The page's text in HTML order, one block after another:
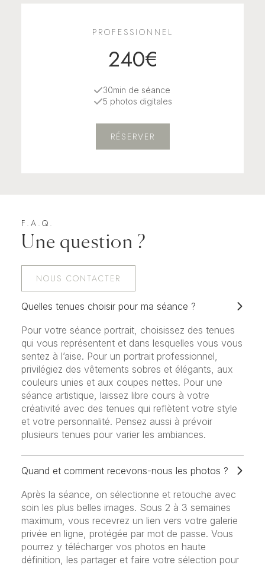
PROFESSIONNEL
240€
30min de séance
5 photos digitales
RÉSERVER
F.A.Q.
Une question ?
NOUS CONTACTER
Quelles tenues choisir pour ma séance ?
Pour votre séance portrait, choisissez des tenues
qui vous représentent et dans lesquelles vous vous
sentez à l’aise. Pour un portrait professionnel,
privilégiez des vêtements sobres et élégants, aux
couleurs unies et aux coupes nettes. Pour une
séance artistique, laissez libre cours à votre
créativité avec des tenues qui reflètent votre style
et votre personnalité. Pensez aussi à prévoir
plusieurs tenues pour varier les ambiances.
Quand et comment recevons-nous les photos ?
Après la séance, on sélectionne et retouche avec
soin les plus belles images. Sous 2 à 3 semaines
maximum, vous recevrez un lien vers votre galerie
privée en ligne, protégée par mot de passe. Vous
pourrez y télécharger vos photos en haute
définition, les partager et faire votre sélection pour